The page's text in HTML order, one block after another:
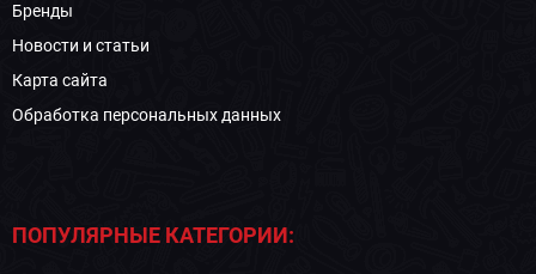
Бренды
Новости и статьи
Карта сайта
Обработка персональных данных
ПОПУЛЯРНЫЕ КАТЕГОРИИ: